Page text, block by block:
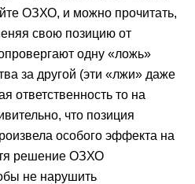
ОЗХО, и можно прочитать,
свою позицию от
одну «ложь»
за другой (эти «лжи» даже
ответственность то на
что позиция
особого эффекта на
решение ОЗХО
не нарушить